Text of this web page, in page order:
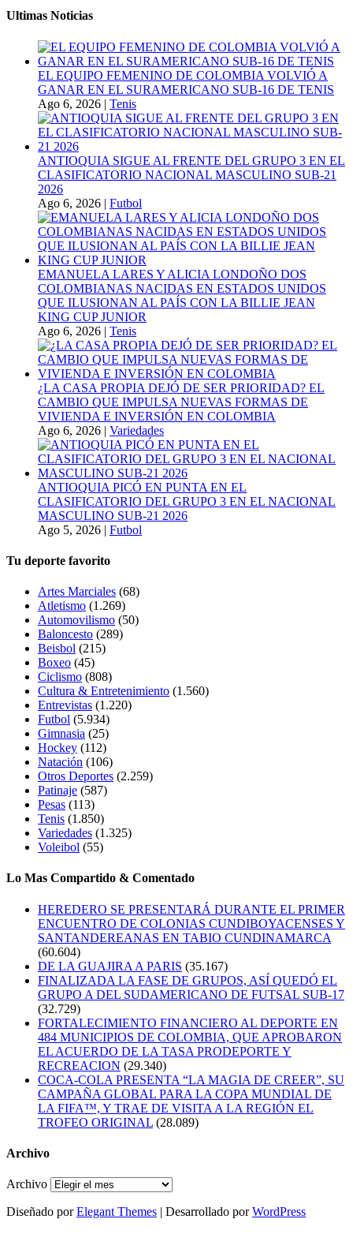
Ultimas Noticias
EL EQUIPO FEMENINO DE COLOMBIA VOLVIÓ A
GANAR EN EL SURAMERICANO SUB-16 DE TENIS
Ago 6, 2026 | Tenis
ANTIOQUIA SIGUE AL FRENTE DEL GRUPO 3 EN EL
CLASIFICATORIO NACIONAL MASCULINO SUB-21
2026
Ago 6, 2026 | Futbol
EMANUELA LARES Y ALICIA LONDOÑO DOS
COLOMBIANAS NACIDAS EN ESTADOS UNIDOS
QUE ILUSIONAN AL PAÍS CON LA BILLIE JEAN
KING CUP JUNIOR
Ago 6, 2026 | Tenis
¿LA CASA PROPIA DEJÓ DE SER PRIORIDAD? EL
CAMBIO QUE IMPULSA NUEVAS FORMAS DE
VIVIENDA E INVERSIÓN EN COLOMBIA
Ago 6, 2026 | Variedades
ANTIOQUIA PICÓ EN PUNTA EN EL
CLASIFICATORIO DEL GRUPO 3 EN EL NACIONAL
MASCULINO SUB-21 2026
Ago 5, 2026 | Futbol
Tu deporte favorito
Artes Marciales (68)
Atletismo (1.269)
Automovilismo (50)
Baloncesto (289)
Beisbol (215)
Boxeo (45)
Ciclismo (808)
Cultura & Entretenimiento (1.560)
Entrevistas (1.220)
Futbol (5.934)
Gimnasia (25)
Hockey (112)
Natación (106)
Otros Deportes (2.259)
Patinaje (587)
Pesas (113)
Tenis (1.850)
Variedades (1.325)
Voleibol (55)
Lo Mas Compartido & Comentado
HEREDERO SE PRESENTARÁ DURANTE EL PRIMER
ENCUENTRO DE COLONIAS CUNDIBOYACENSES Y
SANTANDEREANAS EN TABIO CUNDINAMARCA
(60.604)
DE LA GUAJIRA A PARIS (35.167)
FINALIZADA LA FASE DE GRUPOS, ASÍ QUEDÓ EL
GRUPO A DEL SUDAMERICANO DE FUTSAL SUB-17
(32.729)
FORTALECIMIENTO FINANCIERO AL DEPORTE EN
484 MUNICIPIOS DE COLOMBIA, QUE APROBARON
EL ACUERDO DE LA TASA PRODEPORTE Y
RECREACION (29.340)
COCA-COLA PRESENTA “LA MAGIA DE CREER”, SU
CAMPAÑA GLOBAL PARA LA COPA MUNDIAL DE
LA FIFA™, Y TRAE DE VISITA A LA REGIÓN EL
TROFEO ORIGINAL (28.089)
Archivo
Archivo
Diseñado porElegant Themes | Desarrollado porWordPress